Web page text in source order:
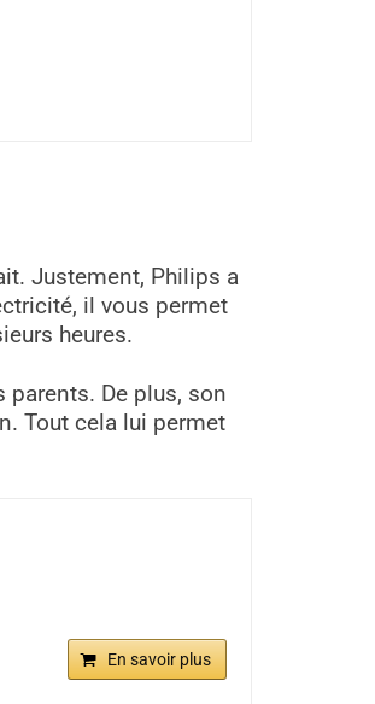
Justement, Philips a
il vous permet
heures.
parents. De plus, son
Tout cela lui permet
En savoir plus